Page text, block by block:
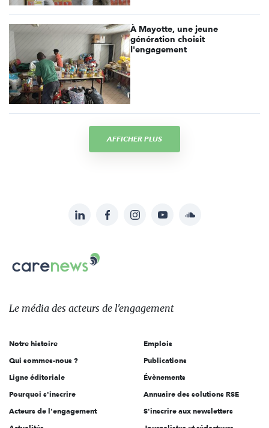
À Mayotte, une jeune
génération choisit
l'engagement
AFFICHER PLUS
sur:
LinkedInFacebookInstagramYouTubeSoundcloud
Carenews,
Le
des
l'engagement
Le média des acteurs de l'engagement
Notre histoire
Qui sommes-nous ?
Ligne éditoriale
Pourquoi s'inscrire
Acteurs de l'engagement
Emplois
Publications
Évènements
Annuaire des solutions RSE
S'inscrire aux newsletters